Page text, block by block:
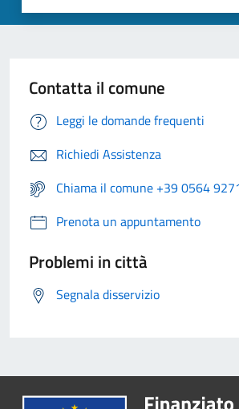
Contatta il comune
Leggi le domande frequenti
Richiedi Assistenza
Chiama il comune +39 0564
Prenota un appuntamento
Problemi in città
Segnala disservizio